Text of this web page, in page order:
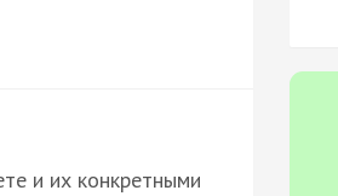
и их конкретными